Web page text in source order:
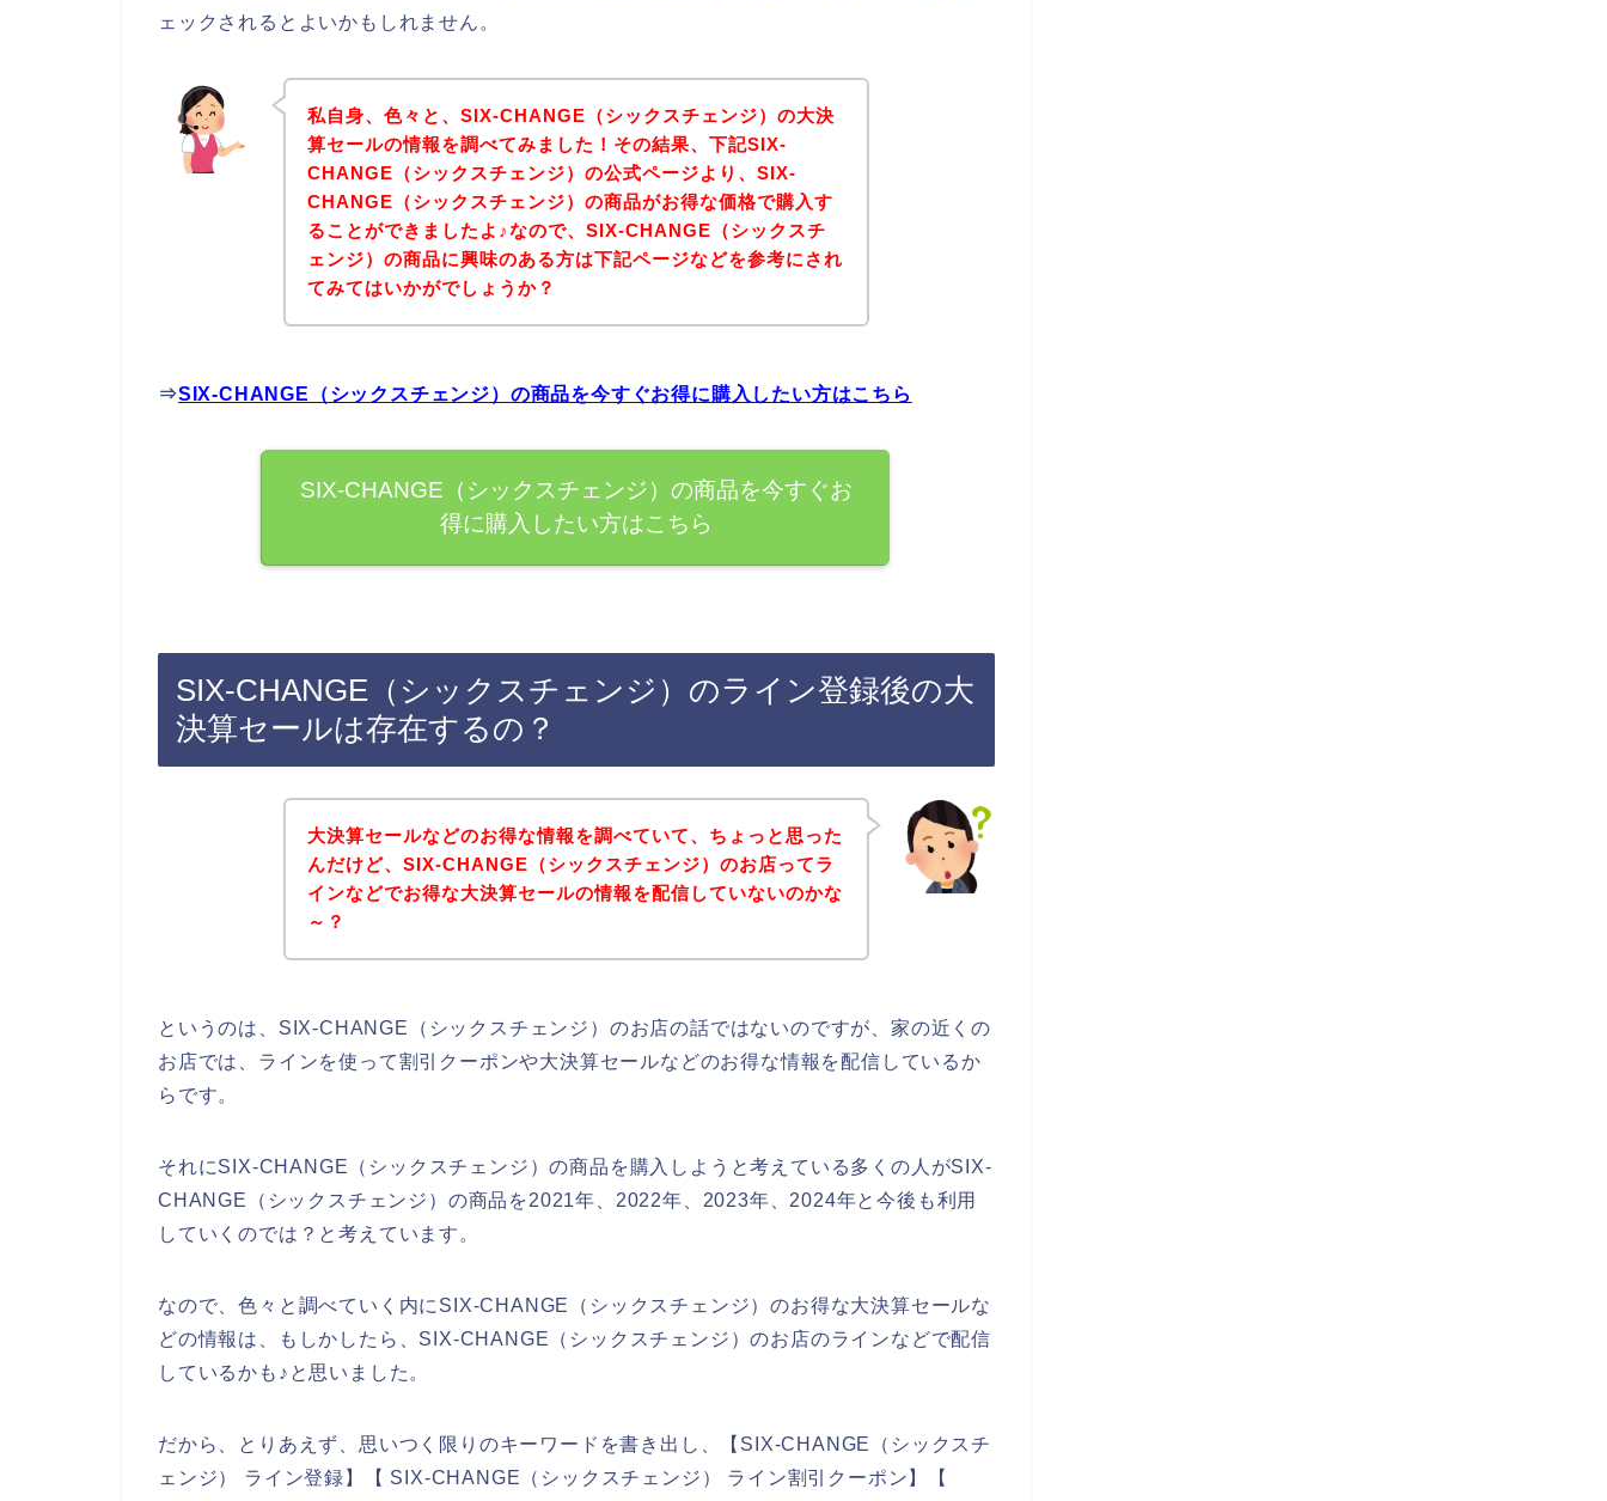
ェックされるとよいかもしれません。
私自身、色々と、SIX-CHANGE（シックスチェンジ）の大決
算セールの情報を調べてみました！その結果、下記SIX-
CHANGE（シックスチェンジ）の公式ページより、SIX-
CHANGE（シックスチェンジ）の商品がお得な価格で購入す
ることができましたよ♪なので、SIX-CHANGE（シックスチ
ェンジ）の商品に興味のある方は下記ページなどを参考にされ
てみてはいかがでしょうか？
⇒SIX-CHANGE（シックスチェンジ）の商品を今すぐお得に購入したい方はこちら
SIX-CHANGE（シックスチェンジ）の商品を今すぐお
得に購入したい方はこちら
SIX-CHANGE（シックスチェンジ）のライン登録後の大
決算セールは存在するの？
大決算セールなどのお得な情報を調べていて、ちょっと思った
んだけど、SIX-CHANGE（シックスチェンジ）のお店ってラ
インなどでお得な大決算セールの情報を配信していないのかな
～？
というのは、SIX-CHANGE（シックスチェンジ）のお店の話ではないのですが、家の近くの
お店では、ラインを使って割引クーポンや大決算セールなどのお得な情報を配信しているか
らです。
それにSIX-CHANGE（シックスチェンジ）の商品を購入しようと考えている多くの人がSIX-
CHANGE（シックスチェンジ）の商品を2021年、2022年、2023年、2024年と今後も利用
していくのでは？と考えています。
なので、色々と調べていく内にSIX-CHANGE（シックスチェンジ）のお得な大決算セールな
どの情報は、もしかしたら、SIX-CHANGE（シックスチェンジ）のお店のラインなどで配信
しているかも♪と思いました。
だから、とりあえず、思いつく限りのキーワードを書き出し、【SIX-CHANGE（シックスチ
ェンジ） ライン登録】【 SIX-CHANGE（シックスチェンジ） ライン割引クーポン】【